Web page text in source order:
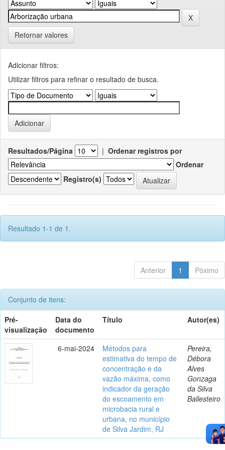
Retornar valores
Adicionar filtros:
Utilizar filtros para refinar o resultado de busca.
Resultados/Página | Ordenar registros por
Ordenar
Registro(s)
Resultado 1-1 de 1.
Anterior 1 Póximo
Conjunto de itens:
Pré-
visualização
Data do
documento
Título Autor(es)
6-mai-2024
Métodos para
estimativa do tempo de
concentração e da
vazão máxima, como
indicador da geração
do escoamento em
microbacia rural e
urbana, no município
de Silva Jardim, RJ
Pereira,
Débora
Alves
Gonzaga
da Silva
Ballesteiro